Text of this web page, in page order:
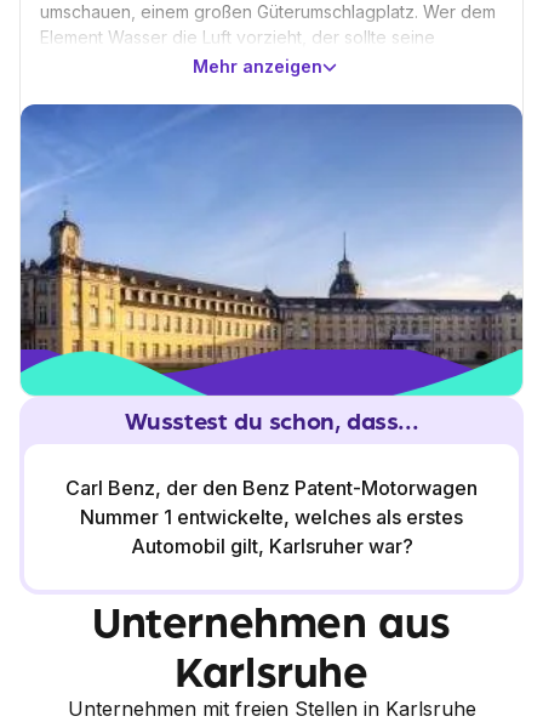
umschauen, einem großen Güterumschlagplatz. Wer dem
Element Wasser die Luft vorzieht, der sollte seine
Bewerbung um einen Ausbildungsplatz an den Flughafen
Mehr anzeigen
Wusstest du schon, dass...
Carl Benz, der den Benz Patent-Motorwagen
Nummer 1 entwickelte, welches als erstes
Automobil gilt, Karlsruher war?
Unternehmen aus
Karlsruhe
Unternehmen mit freien Stellen in Karlsruhe